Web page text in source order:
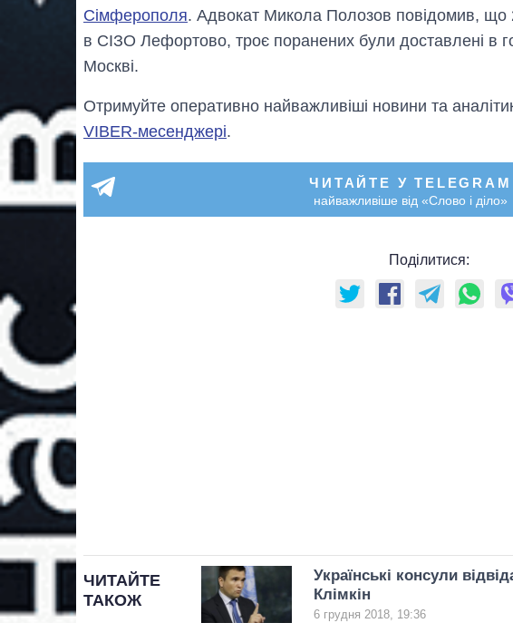
Сімферополя. Адвокат Микола Полозов повідомив, що
в СІЗО Лефортово, троє поранених були доставлені в
Москві.
Отримуйте оперативно найважливіші новини та
VIBER-месенджері.
ЧИТАЙТЕ У TELEGRAM
найважливіше від «Слово і діло»
Поділитися:
ЧИТАЙТЕ
ТАКОЖ
Українські консули
Клімкін
6 грудня 2018, 19:36